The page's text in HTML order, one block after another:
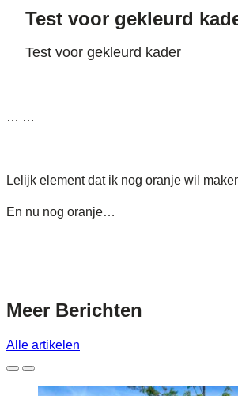
Test voor gekleurd
Test voor gekleurd kader
… …
Lelijk element dat ik nog oranje wil
En nu nog oranje…
Meer Berichten
Alle artikelen